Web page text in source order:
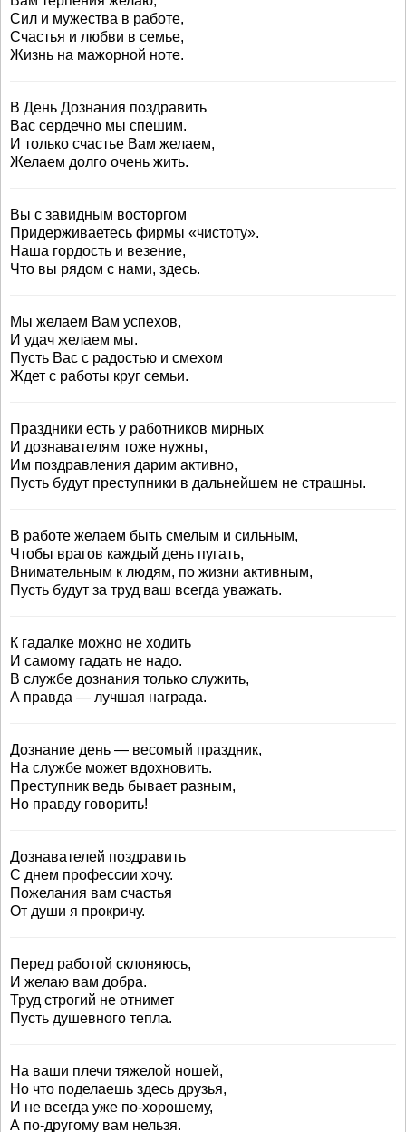
Сил и мужества в работе,
Счастья и любви в семье,
Жизнь на мажорной ноте.
В День Дознания поздравить
Вас сердечно мы спешим.
И только счастье Вам желаем,
Желаем долго очень жить.
Вы с завидным восторгом
Придерживаетесь фирмы «чистоту».
Наша гордость и везение,
Что вы рядом с нами, здесь.
Мы желаем Вам успехов,
И удач желаем мы.
Пусть Вас с радостью и смехом
Ждет с работы круг семьи.
Праздники есть у работников мирных
И дознавателям тоже нужны,
Им поздравления дарим активно,
Пусть будут преступники в дальнейшем не страшны.
В работе желаем быть смелым и сильным,
Чтобы врагов каждый день пугать,
Внимательным к людям, по жизни активным,
Пусть будут за труд ваш всегда уважать.
К гадалке можно не ходить
И самому гадать не надо.
В службе дознания только служить,
А правда — лучшая награда.
Дознание день — весомый праздник,
На службе может вдохновить.
Преступник ведь бывает разным,
Но правду говорить!
Дознавателей поздравить
С днем профессии хочу.
Пожелания вам счастья
От души я прокричу.
Перед работой склоняюсь,
И желаю вам добра.
Труд строгий не отнимет
Пусть душевного тепла.
На ваши плечи тяжелой ношей,
Но что поделаешь здесь друзья,
И не всегда уже по-хорошему,
А по-другому вам нельзя.